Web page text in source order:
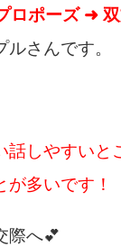
ロポーズ ➜
ルさんです
しやすいと
多いです！
際へ💕